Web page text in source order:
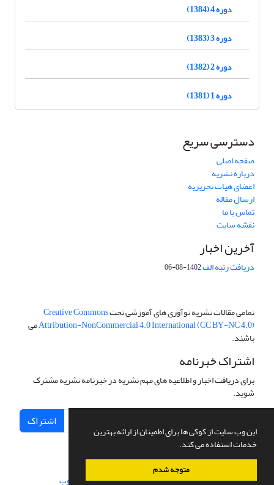
این وب سایت از کوکی ها برای اطمینان از ارائه بهترین
خدمات استفاده می کند.
متوجه شدم
دوره 4 (1384)
دوره 3 (1383)
دوره 2 (1382)
دوره 1 (1381)
دسترسی سریع
صفحه اصلی
درباره نشریه
اعضای هیات تحریریه
ارسال مقاله
تماس با ما
نقشه سایت
آخرین اخبار
دریافت رتبه الف1402-08-06
تمامی مقالات نشریه نوآوری های آموزشی تحتCreative Commons
Attribution-NonCommercial 4.0 International (CC BY-NC 4.0)می
باشند.
اشتراک خبرنامه
برای دریافت اخبار و اطلاعیه های مهم نشریه در خبرنامه نشریه مشترک
شوید.
اشتراک
سامانه مدیریت نشریات علمی.طراحی و پیاده سازی از سیناوب